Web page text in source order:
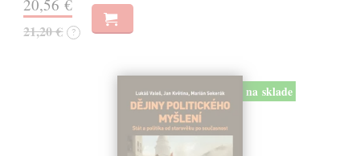
20,56 €
21,20 € ?
na sklade